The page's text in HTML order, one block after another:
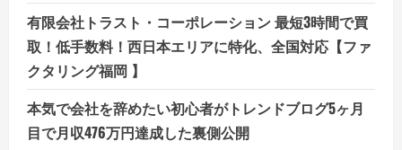
有限会社トラスト・コーポレーション 最短3時間で買
取！低手数料！西日本エリアに特化、全国対応【ファ
クタリング福岡 】
本気で会社を辞めたい初心者がトレンドブログ5ヶ月
目で月収476万円達成した裏側公開